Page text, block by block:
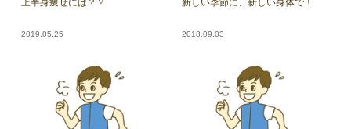
上半身痩せには？？
2019.05.25
新しい季節に、新しい身体で！
2018.09.03